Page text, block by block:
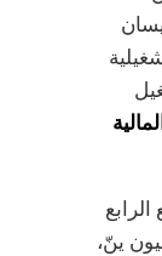
2023، 3.514.3 تريليون ينّ،